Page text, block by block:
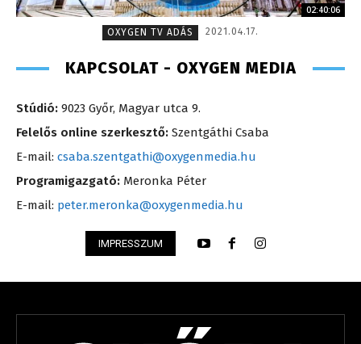
02:40:06
OXYGEN TV ADÁS
2021.04.17.
KAPCSOLAT - OXYGEN MEDIA
Stúdió: 9023 Győr, Magyar utca 9.
Felelős online szerkesztő: Szentgáthi Csaba
E-mail: csaba.szentgathi@oxygenmedia.hu
Programigazgató: Meronka Péter
E-mail: peter.meronka@oxygenmedia.hu
IMPRESSZUM